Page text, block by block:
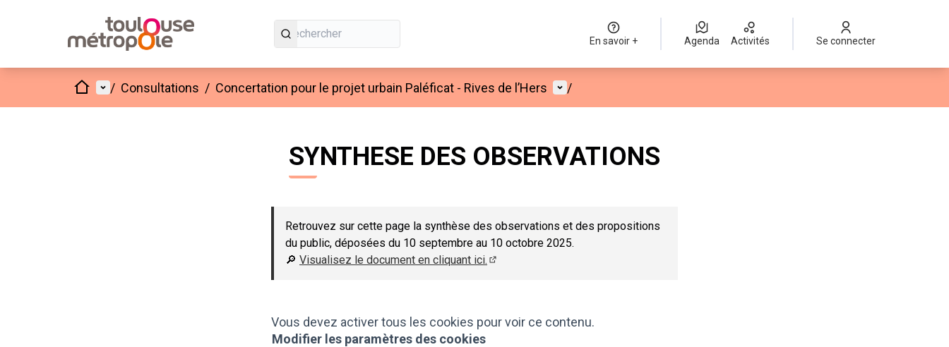
En savoir + Agenda Activités Se connecter
AccueilMenu principal
/ Consultations / Concertation pour le projet urbain Paléficat - Rives de l’Hers Menu utilisateur
/
SYNTHESE DES OBSERVATIONS
Retrouvez sur cette page la synthèse des observations et des propositions
du public, déposées du 10 septembre au 10 octobre 2025.
🔎 Visualisez le document en cliquant ici.
Vous devez activer tous les cookies pour voir ce contenu.
Modifier les paramètres des cookies